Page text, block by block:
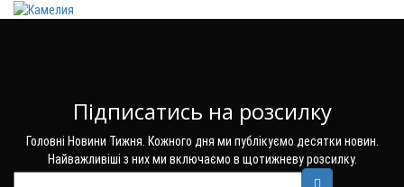
Підписатись на розсилку
Головні Новини Тижня. Кожного дня ми публікуємо десятки новин.
Найважливіші з них ми включаємо в щотижневу розсилку.